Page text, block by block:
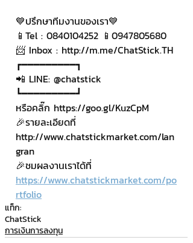
💙ปรึกษาทีมงานของเรา💙
📱Tel : 0840104252 📱0947805680
📨 Inbox : http://m.me/ChatStick.TH
┏━━━━━━━━━┓
📲 LINE: @chatstick
┗━━━━━━━━━┛
หรือคลิ๊ก https://goo.gl/KuzCpM
🎉รายละเอียดที่
http://www.chatstickmarket.com/lan
gran
🎉ชมผลงานเราได้ที่
https://www.chatstickmarket.com/po
rtfolio
แท็ก:
ChatStick
การเงินการลงทุน